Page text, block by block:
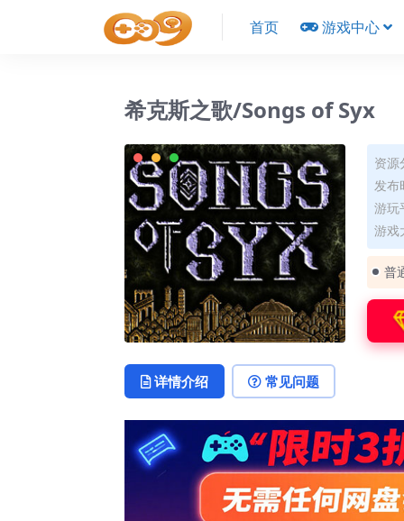
首页 游戏中心
希克斯之歌/Songs of Syx
资
发布
游玩
游戏
普
详情介绍 常见问题